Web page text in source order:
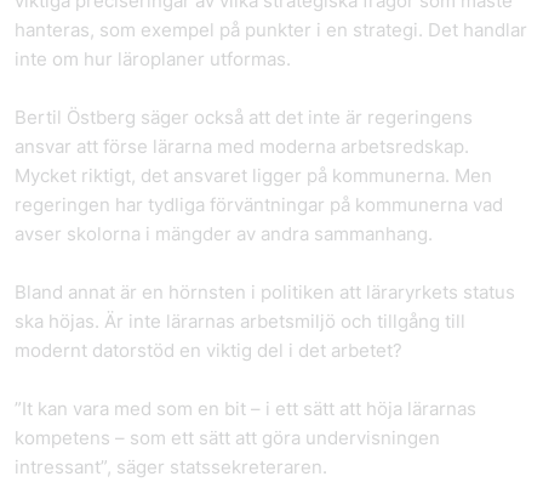
hanteras, som exempel på punkter i en strategi. Det handlar
inte om hur läroplaner utformas.
Bertil Östberg säger också att det inte är regeringens
ansvar att förse lärarna med moderna arbetsredskap.
Mycket riktigt, det ansvaret ligger på kommunerna. Men
regeringen har tydliga förväntningar på kommunerna vad
avser skolorna i mängder av andra sammanhang.
Bland annat är en hörnsten i politiken att läraryrkets status
ska höjas. Är inte lärarnas arbetsmiljö och tillgång till
modernt datorstöd en viktig del i det arbetet?
”It kan vara med som en bit – i ett sätt att höja lärarnas
kompetens – som ett sätt att göra undervisningen
intressant”, säger statssekreteraren.